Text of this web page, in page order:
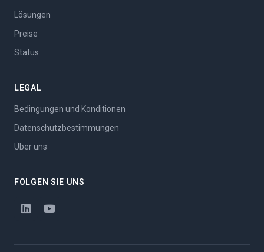
Lösungen
Preise
Status
LEGAL
Bedingungen und Konditionen
Datenschutzbestimmungen
Über uns
FOLGEN SIE UNS